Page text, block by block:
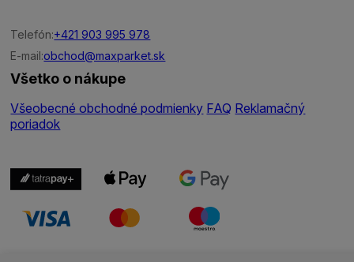
Telefón:+421 903 995 978
E-mail:obchod@maxparket.sk
Všetko o nákupe
Všeobecné obchodné podmienky FAQ Reklamačný
poriadok